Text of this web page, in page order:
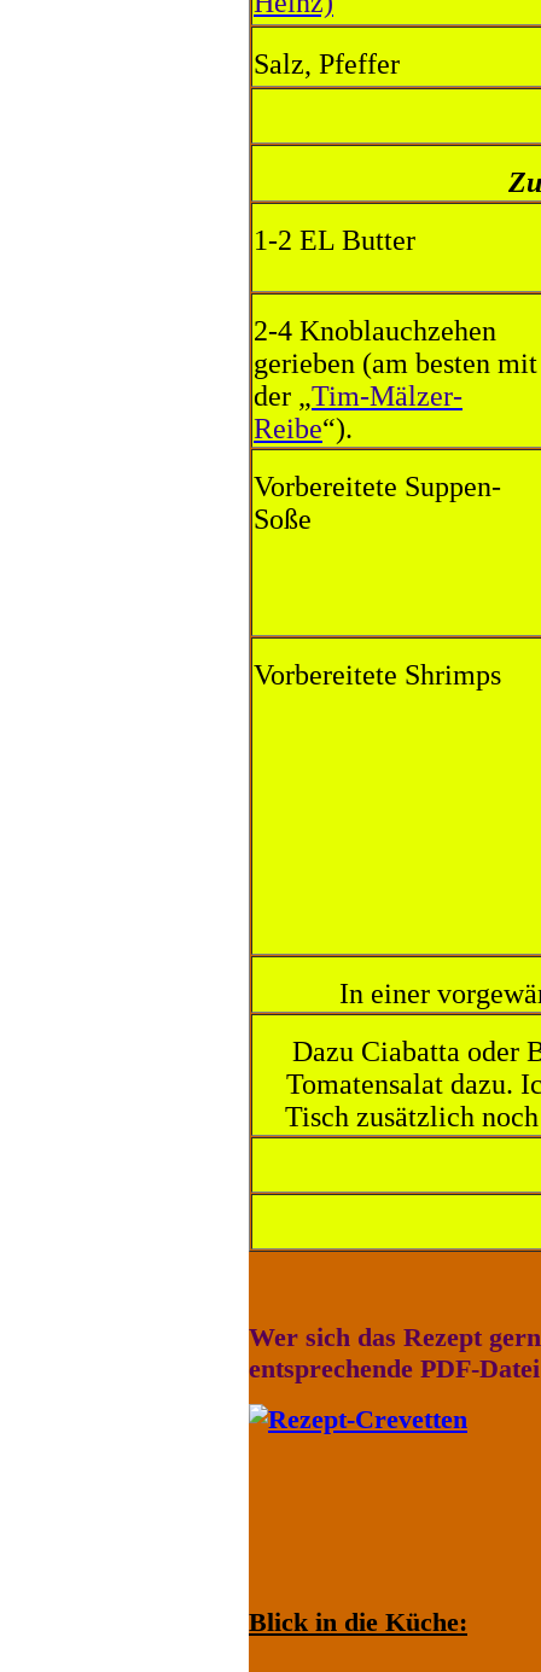
Salz, Pfeffer
1-2 EL Butter
2-4 Knoblauchzehen
gerieben (am besten mit
der „Tim-Mälzer-
Reibe“).
Vorbereitete Suppen-
Soße
Vorbereitete Shrimps
In einer
Dazu Ciabatta oder
Tomatensalat dazu.
Tisch zusätzlich
Wer sich das Rezept
entsprechende PDF-
Blick in die Küche: